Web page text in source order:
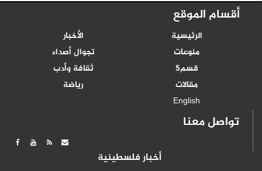
أقسام الموقع
الرئيسية
الأخبار
منوعات
تجوال أصداء
قسم5
ثقافة وأدب
مقالات
رياضة
English
تواصل معنا
أخبار فلسطينية